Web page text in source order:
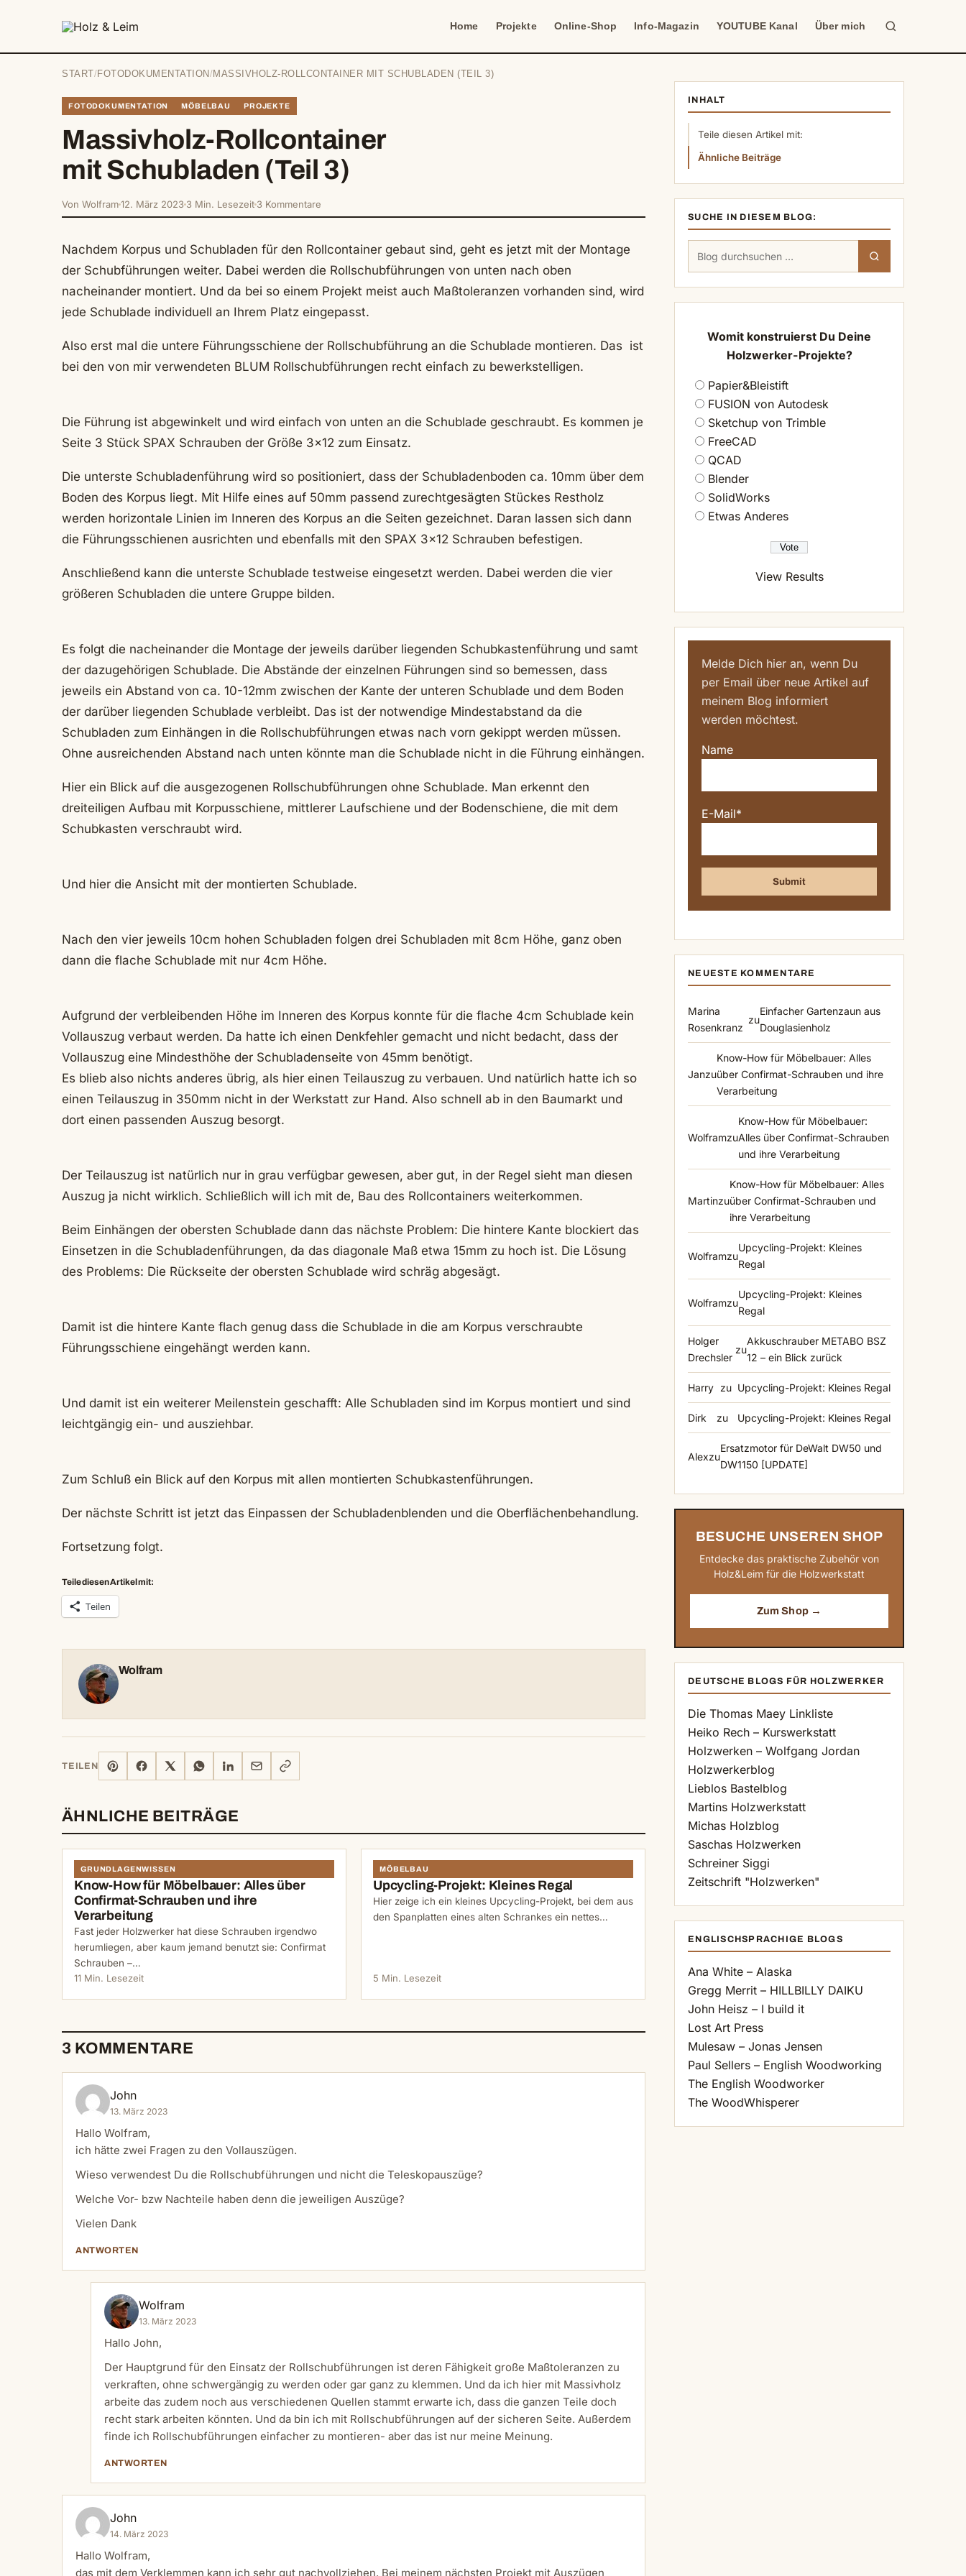
Home Projekte Online-Shop Info-Magazin YOUTUBE Kanal Über mich
Suche
START / FOTODOKUMENTATION/ MASSIVHOLZ-ROLLCONTAINER MIT SCHUBLADEN (TEIL 3)
FOTODOKUMENTATION MÖBELBAU PROJEKTE
Massivholz-Rollcontainer
mit Schubladen (Teil 3)
Von Wolfram12. März 2023 3 Min. Lesezeit 3 Kommentare
Nachdem Korpus und Schubladen für den Rollcontainer gebaut sind, geht es jetzt mit der Montage
der Schubführungen weiter. Dabei werden die Rollschubführungen von unten nach oben
nacheinander montiert. Und da bei so einem Projekt meist auch Maßtoleranzen vorhanden sind, wird
jede Schublade individuell an Ihrem Platz eingepasst.
Also erst mal die untere Führungsschiene der Rollschubführung an die Schublade montieren. Das ist
bei den von mir verwendeten BLUM Rollschubführungen recht einfach zu bewerkstelligen.
Die Führung ist abgewinkelt und wird einfach von unten an die Schublade geschraubt. Es kommen je
Seite 3 Stück SPAX Schrauben der Größe 3×12 zum Einsatz.
Die unterste Schubladenführung wird so positioniert, dass der Schubladenboden ca. 10mm über dem
Boden des Korpus liegt. Mit Hilfe eines auf 50mm passend zurechtgesägten Stückes Restholz
werden horizontale Linien im Inneren des Korpus an die Seiten gezeichnet. Daran lassen sich dann
die Führungsschienen ausrichten und ebenfalls mit den SPAX 3×12 Schrauben befestigen.
Anschließend kann die unterste Schublade testweise eingesetzt werden. Dabei werden die vier
größeren Schubladen die untere Gruppe bilden.
Es folgt die nacheinander die Montage der jeweils darüber liegenden Schubkastenführung und samt
der dazugehörigen Schublade. Die Abstände der einzelnen Führungen sind so bemessen, dass
jeweils ein Abstand von ca. 10-12mm zwischen der Kante der unteren Schublade und dem Boden
der darüber liegenden Schublade verbleibt. Das ist der notwendige Mindestabstand da die
Schubladen zum Einhängen in die Rollschubführungen etwas nach vorn gekippt werden müssen.
Ohne ausreichenden Abstand nach unten könnte man die Schublade nicht in die Führung einhängen.
Hier ein Blick auf die ausgezogenen Rollschubführungen ohne Schublade. Man erkennt den
dreiteiligen Aufbau mit Korpusschiene, mittlerer Laufschiene und der Bodenschiene, die mit dem
Schubkasten verschraubt wird.
Und hier die Ansicht mit der montierten Schublade.
Nach den vier jeweils 10cm hohen Schubladen folgen drei Schubladen mit 8cm Höhe, ganz oben
dann die flache Schublade mit nur 4cm Höhe.
Aufgrund der verbleibenden Höhe im Inneren des Korpus konnte für die flache 4cm Schublade kein
Vollauszug verbaut werden. Da hatte ich einen Denkfehler gemacht und nicht bedacht, dass der
Vollauszug eine Mindesthöhe der Schubladenseite von 45mm benötigt.
Es blieb also nichts anderes übrig, als hier einen Teilauszug zu verbauen. Und natürlich hatte ich so
einen Teilauszug in 350mm nicht in der Werkstatt zur Hand. Also schnell ab in den Baumarkt und
dort einen passenden Auszug besorgt.
Der Teilauszug ist natürlich nur in grau verfügbar gewesen, aber gut, in der Regel sieht man diesen
Auszug ja nicht wirklich. Schließlich will ich mit de, Bau des Rollcontainers weiterkommen.
Beim Einhängen der obersten Schublade dann das nächste Problem: Die hintere Kante blockiert das
Einsetzen in die Schubladenführungen, da das diagonale Maß etwa 15mm zu hoch ist. Die Lösung
des Problems: Die Rückseite der obersten Schublade wird schräg abgesägt.
Damit ist die hintere Kante flach genug dass die Schublade in die am Korpus verschraubte
Führungsschiene eingehängt werden kann.
Und damit ist ein weiterer Meilenstein geschafft: Alle Schubladen sind im Korpus montiert und sind
leichtgängig ein- und ausziehbar.
Zum Schluß ein Blick auf den Korpus mit allen montierten Schubkastenführungen.
Der nächste Schritt ist jetzt das Einpassen der Schubladenblenden und die Oberflächenbehandlung.
Fortsetzung folgt.
Teile diesen Artikel mit:
Teilen
Wolfram
TEILEN
PINTERESTFACEBOOK WHATSAPPLINKEDIN
MAIL
LINK
KOPIEREN
ÄHNLICHE BEITRÄGE
GRUNDLAGENWISSEN
Know-How für Möbelbauer: Alles über
Confirmat-Schrauben und ihre
Verarbeitung
Fast jeder Holzwerker hat diese Schrauben irgendwo
herumliegen, aber kaum jemand benutzt sie: Confirmat
Schrauben –…
11 Min. Lesezeit
MÖBELBAU
Upcycling-Projekt: Kleines Regal
Hier zeige ich ein kleines Upcycling-Projekt, bei dem aus
den Spanplatten eines alten Schrankes ein nettes…
5 Min. Lesezeit
3 KOMMENTARE
John
13. März 2023
Hallo Wolfram,
ich hätte zwei Fragen zu den Vollauszügen.
Wieso verwendest Du die Rollschubführungen und nicht die Teleskopauszüge?
Welche Vor- bzw Nachteile haben denn die jeweiligen Auszüge?
Vielen Dank
ANTWORTEN
Wolfram
13. März 2023
Hallo John,
Der Hauptgrund für den Einsatz der Rollschubführungen ist deren Fähigkeit große Maßtoleranzen zu
verkraften, ohne schwergängig zu werden oder gar ganz zu klemmen. Und da ich hier mit Massivholz
arbeite das zudem noch aus verschiedenen Quellen stammt erwarte ich, dass die ganzen Teile doch
recht stark arbeiten könnten. Und da bin ich mit Rollschubführungen auf der sicheren Seite. Außerdem
finde ich Rollschubführungen einfacher zu montieren- aber das ist nur meine Meinung.
ANTWORTEN
John
14. März 2023
Hallo Wolfram,
das mit dem Verklemmen kann ich sehr gut nachvollziehen. Bei meinem nächsten Projekt mit Auszügen
INHALT
Teile diesen Artikel mit:
Ähnliche Beiträge
SUCHE IN DIESEM BLOG:
Suchen
Womit konstruierst Du Deine
Holzwerker-Projekte?
Papier&Bleistift
FUSION von Autodesk
Sketchup von Trimble
FreeCAD
QCAD
Blender
SolidWorks
Etwas Anderes
View Results
Melde Dich hier an, wenn Du
per Email über neue Artikel auf
meinem Blog informiert
werden möchtest.
Name
E-Mail*
NEUESTE KOMMENTARE
Marina
Rosenkranz
zu
Einfacher Gartenzaun aus
Douglasienholz
Janzu
Know-How für Möbelbauer: Alles
über Confirmat-Schrauben und ihre
Verarbeitung
Wolframzu
Know-How für Möbelbauer:
Alles über Confirmat-Schrauben
und ihre Verarbeitung
Martinzu
Know-How für Möbelbauer: Alles
über Confirmat-Schrauben und
ihre Verarbeitung
Wolframzu
Upcycling-Projekt: Kleines
Regal
Wolframzu
Upcycling-Projekt: Kleines
Regal
Holger
Drechsler
zu
Akkuschrauber METABO BSZ
12 – ein Blick zurück
Harry zu Upcycling-Projekt: Kleines Regal
Dirk zu Upcycling-Projekt: Kleines Regal
Alexzu
Ersatzmotor für DeWalt DW50 und
DW1150 [UPDATE]
BESUCHE UNSEREN SHOP
Entdecke das praktische Zubehör von
Holz&Leim für die Holzwerkstatt
Zum Shop →
DEUTSCHE BLOGS FÜR HOLZWERKER
Die Thomas Maey Linkliste
Heiko Rech – Kurswerkstatt
Holzwerken – Wolfgang Jordan
Holzwerkerblog
Lieblos Bastelblog
Martins Holzwerkstatt
Michas Holzblog
Saschas Holzwerken
Schreiner Siggi
Zeitschrift "Holzwerken"
ENGLISCHSPRACHIGE BLOGS
Ana White – Alaska
Gregg Merrit – HILLBILLY DAIKU
John Heisz – I build it
Lost Art Press
Mulesaw – Jonas Jensen
Paul Sellers – English Woodworking
The English Woodworker
The WoodWhisperer